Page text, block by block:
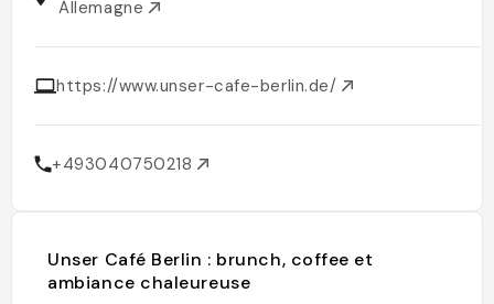
Allemagne
https://www.unser-cafe-berlin.de/
+493040750218
Unser Café Berlin : brunch, coffee et
ambiance chaleureuse